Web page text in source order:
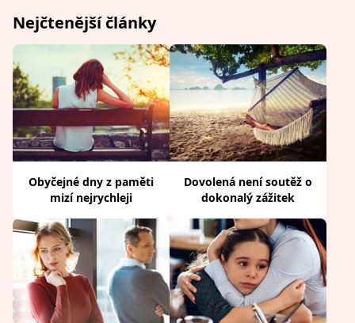
Nejčtenější články
Obyčejné dny z paměti
mizí nejrychleji
Dovolená není soutěž o
dokonalý zážitek